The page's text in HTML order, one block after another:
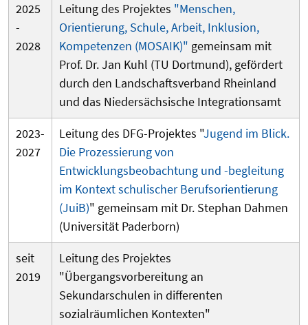
2025
-
2028
Leitung des Projektes "Menschen,
Orientierung, Schule, Arbeit, Inklusion,
Kompetenzen (MOSAIK)" gemeinsam mit
Prof. Dr. Jan Kuhl (TU Dortmund), gefördert
durch den Landschaftsverband Rheinland
und das Niedersächsische Integrationsamt
2023-
2027
Leitung des DFG-Projektes "Jugend im Blick.
Die Prozessierung von
Entwicklungsbeobachtung und -begleitung
im Kontext schulischer Berufsorientierung
(JuiB)" gemeinsam mit Dr. Stephan Dahmen
(Universität Paderborn)
seit
2019
Leitung des Projektes
"Übergangsvorbereitung an
Sekundarschulen in differenten
sozialräumlichen Kontexten"